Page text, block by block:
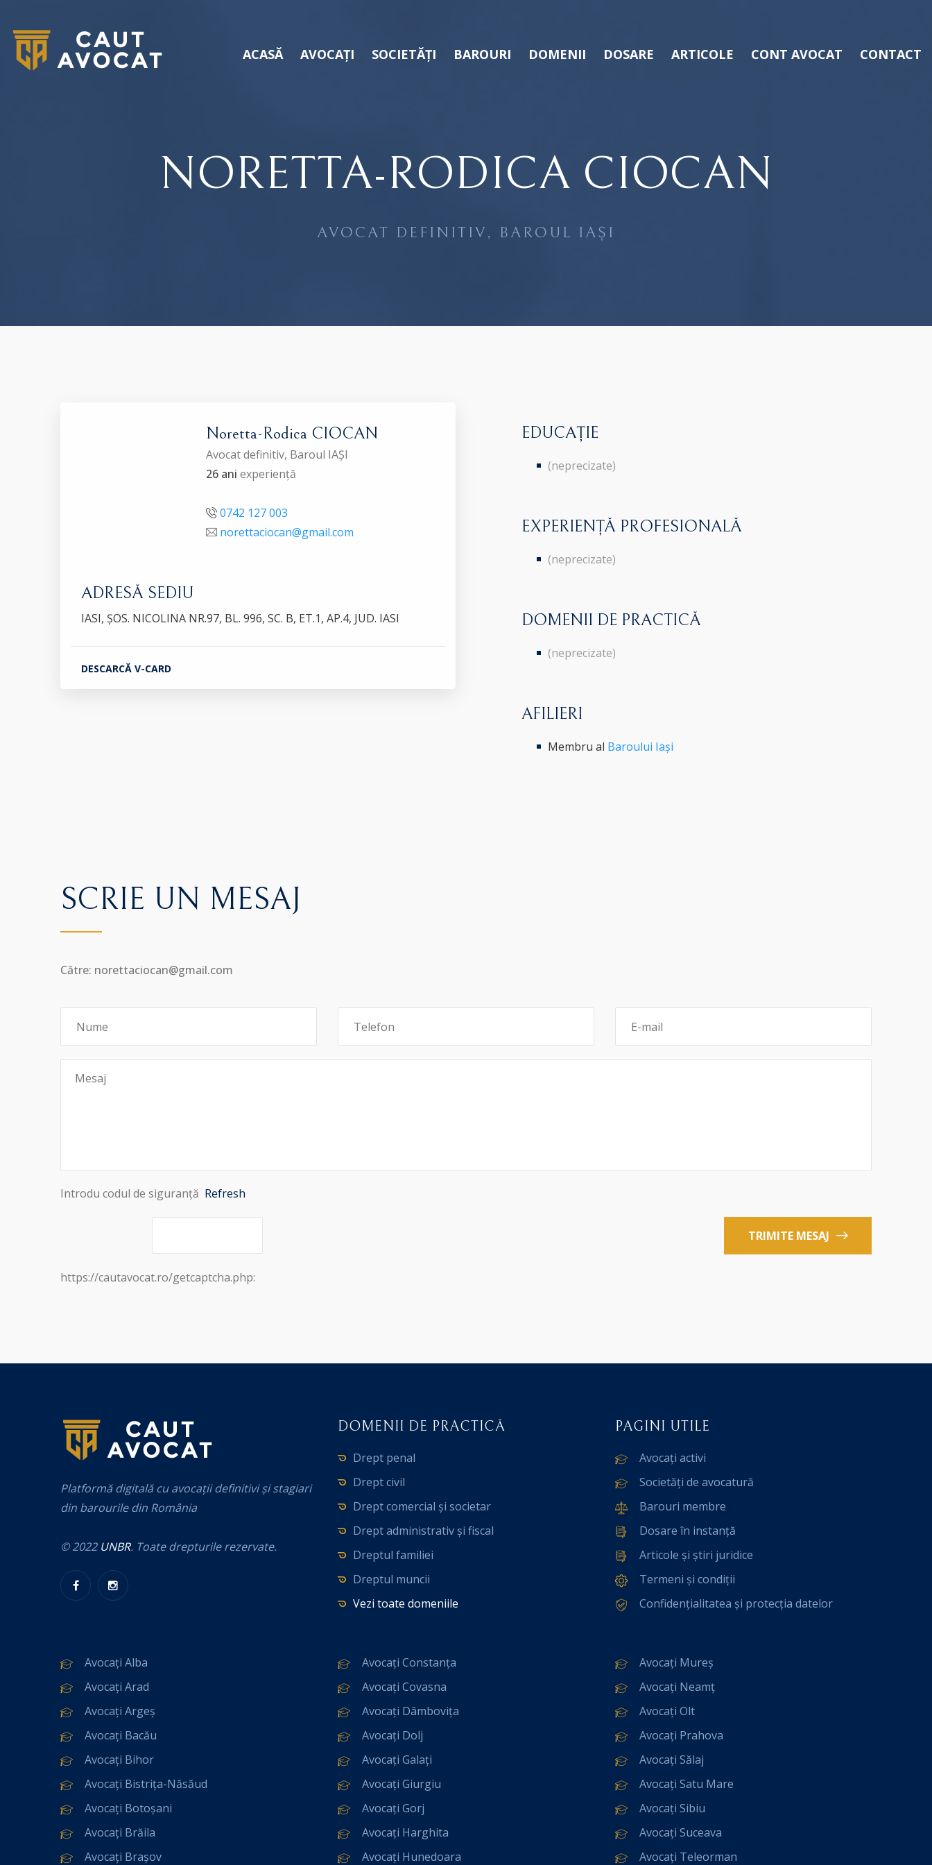
ACASĂ AVOCAȚI SOCIETĂȚI BAROURI DOMENII DOSARE ARTICOLE CONT AVOCAT CONTACT
NORETTA-RODICA CIOCAN
AVOCAT DEFINITIV, BAROUL IAȘI
Noretta-Rodica CIOCAN
Avocat definitiv, Baroul IAȘI
26 ani experiență
0742 127 003
norettaciocan@gmail.com
ADRESĂ SEDIU
IASI, ȘOS. NICOLINA NR.97, BL. 996, SC. B, ET.1, AP.4, JUD. IASI
DESCARCĂ V-CARD
EDUCAȚIE
(neprecizate)
EXPERIENȚĂ PROFESIONALĂ
(neprecizate)
DOMENII DE PRACTICĂ
(neprecizate)
AFILIERI
Membru al Baroului Iași
SCRIE UN MESAJ
Către: norettaciocan@gmail.com
Introdu codul de siguranță Refresh
TRIMITE MESAJ
https://cautavocat.ro/getcaptcha.php:
Platformă digitală cu avocații definitivi și stagiari
din barourile din România
© 2022 UNBR. Toate drepturile rezervate.
DOMENII DE PRACTICĂ
Drept penal
Drept civil
Drept comercial și societar
Drept administrativ și fiscal
Dreptul familiei
Dreptul muncii
Vezi toate domeniile
PAGINI UTILE
Avocați activi
Societăți de avocatură
Barouri membre
Dosare în instanță
Articole și știri juridice
Termeni și condiții
Confidențialitatea și protecția datelor
Avocați Alba
Avocați Arad
Avocați Argeș
Avocați Bacău
Avocați Bihor
Avocați Bistrița-Năsăud
Avocați Botoșani
Avocați Brăila
Avocați Brașov
Avocați Constanța
Avocați Covasna
Avocați Dâmbovița
Avocați Dolj
Avocați Galați
Avocați Giurgiu
Avocați Gorj
Avocați Harghita
Avocați Hunedoara
Avocați Mureș
Avocați Neamț
Avocați Olt
Avocați Prahova
Avocați Sălaj
Avocați Satu Mare
Avocați Sibiu
Avocați Suceava
Avocați Teleorman